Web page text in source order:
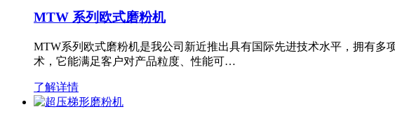
MTW 系列欧式磨粉机
MTW系列欧式磨粉机是我公司新近推出具有国际先进技术水平，拥有
术，它能满足客户对产品粒度、性能可…
了解详情